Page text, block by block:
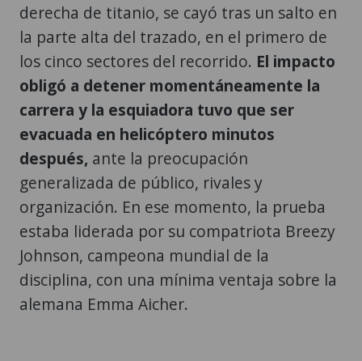
derecha de titanio, se cayó tras un salto en
la parte alta del trazado, en el primero de
los cinco sectores del recorrido. El impacto
obligó a detener momentáneamente la
carrera y la esquiadora tuvo que ser
evacuada en helicóptero minutos
después, ante la preocupación
generalizada de público, rivales y
organización. En ese momento, la prueba
estaba liderada por su compatriota Breezy
Johnson, campeona mundial de la
disciplina, con una mínima ventaja sobre la
alemana Emma Aicher.